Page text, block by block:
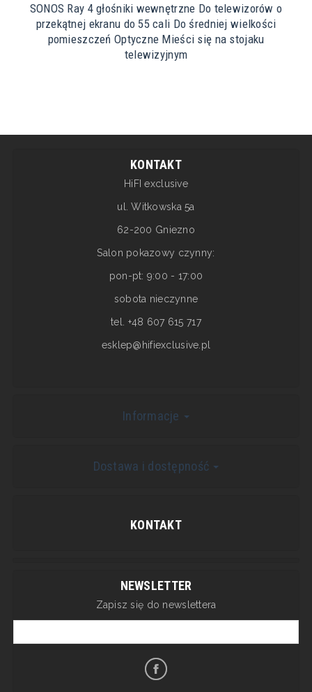
SONOS Ray 4 głośniki wewnętrzne Do telewizorów o
przekątnej ekranu do 55 cali Do średniej wielkości
pomieszczeń Optyczne Mieści się na stojaku
telewizyjnym
KONTAKT
HiFI exclusive
ul. Witkowska 5a
62-200 Gniezno
Salon pokazowy czynny:
pon-pt: 9:00 - 17:00
sobota nieczynne
tel. +48 607 615 717
esklep@hifiexclusive.pl
Informacje
Dostawa i dostępność
KONTAKT
NEWSLETTER
Zapisz się do newslettera